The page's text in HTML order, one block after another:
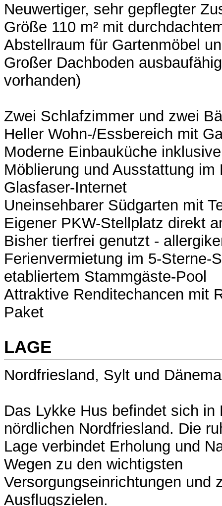
Neuwertiger, sehr gepflegter
Größe 110 m² mit
Abstellraum für Gartenmöbel
Großer Dachboden
vorhanden)
Zwei Schlafzimmer und zwei
Heller Wohn-/Essbereich mit
Moderne Einbauküche inklusive
Möblierung und Ausstattung
Glasfaser-Internet
Uneinsehbarer Südgarten mit
Eigener PKW-Stellplatz direkt
Bisher tierfrei genutzt -
Ferienvermietung im 5-Sterne-
etabliertem Stammgäste-Pool
Attraktive Renditechancen mit
Paket
LAGE
Nordfriesland, Sylt und
Das Lykke Hus befindet sich in
nördlichen Nordfriesland. Die
Lage verbindet Erholung und
Wegen zu den wichtigsten
Versorgungseinrichtungen und
Ausflugszielen.